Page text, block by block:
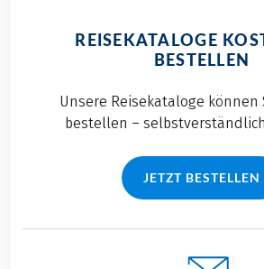
REISEKATALOGE
BESTELLEN
Unsere Reisekataloge können
bestellen –
JETZT BESTELLEN